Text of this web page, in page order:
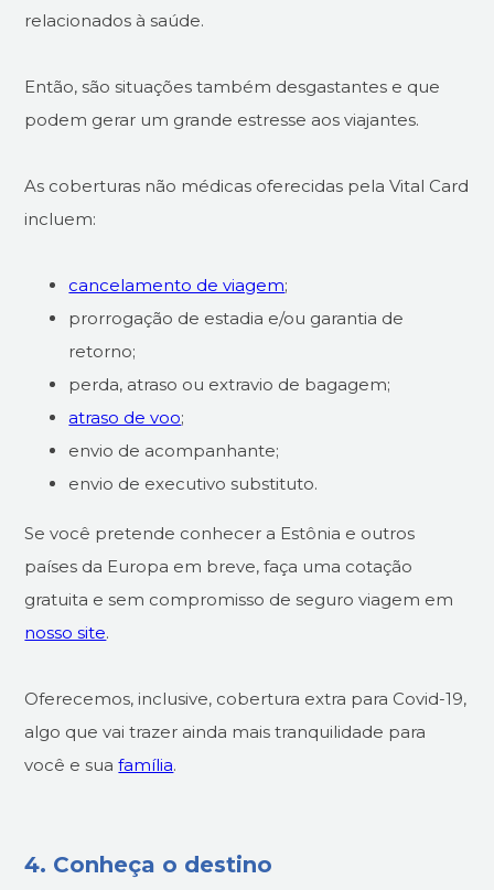
relacionados à saúde.
Então, são situações também desgastantes e que
podem gerar um grande estresse aos viajantes.
As coberturas não médicas oferecidas pela Vital Card
incluem:
cancelamento de viagem;
prorrogação de estadia e/ou garantia de
retorno;
perda, atraso ou extravio de bagagem;
atraso de voo;
envio de acompanhante;
envio de executivo substituto.
Se você pretende conhecer a Estônia e outros
países da Europa em breve, faça uma cotação
gratuita e sem compromisso de seguro viagem em
nosso site.
Oferecemos, inclusive, cobertura extra para Covid-19,
algo que vai trazer ainda mais tranquilidade para
você e suafamília.
4. Conheça o destino